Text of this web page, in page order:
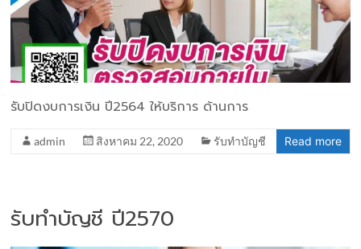
รับปิดงบการเงิน ปี2564 ให้บริการ ด้านการ
admin สิงหาคม 22, 2020 รับทำบัญชี Read more
รับทำบัญชี ปี2570